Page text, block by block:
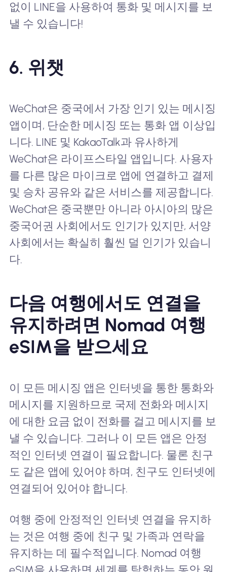
없이 LINE을 사용하여 통화 및 메시지를 보
낼 수 있습니다!
6. 위챗
WeChat은 중국에서 가장 인기 있는 메시징
앱이며, 단순한 메시징 또는 통화 앱 이상입
니다. LINE 및 KakaoTalk과 유사하게
WeChat은 라이프스타일 앱입니다. 사용자
를 다른 많은 마이크로 앱에 연결하고 결제
및 승차 공유와 같은 서비스를 제공합니다.
WeChat은 중국뿐만 아니라 아시아의 많은
중국어권 사회에서도 인기가 있지만, 서양
사회에서는 확실히 훨씬 덜 인기가 있습니
다.
다음 여행에서도 연결을
유지하려면 Nomad 여행
eSIM을 받으세요
이 모든 메시징 앱은 인터넷을 통한 통화와
메시지를 지원하므로 국제 전화와 메시지
에 대한 요금 없이 전화를 걸고 메시지를 보
낼 수 있습니다. 그러나 이 모든 앱은 안정
적인 인터넷 연결이 필요합니다. 물론 친구
도 같은 앱에 있어야 하며, 친구도 인터넷에
연결되어 있어야 합니다.
여행 중에 안정적인 인터넷 연결을 유지하
는 것은 여행 중에 친구 및 가족과 연락을
유지하는 데 필수적입니다. Nomad 여행